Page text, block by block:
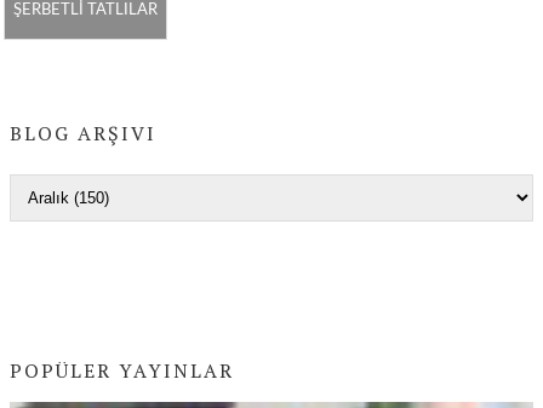
ŞERBETLİ TATLILAR
BLOG ARŞIVI
POPÜLER YAYINLAR